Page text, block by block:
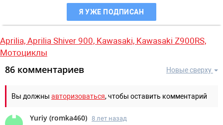
Я УЖЕ ПОДПИСАН
Aprilia, Aprilia Shiver 900, Kawasaki, Kawasaki Z900RS,
Мотоциклы
Новые сверху
86 комментариев
Вы должны авторизоваться, чтобы оставить комментарий
Yuriy (romka460) 8 лет назад